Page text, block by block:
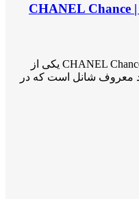
شنل چنس او تندر 33میل مینی | CHANEL Chance
عطر شنل چنس او تندر CHANEL Chance Eau Tendre یکی از
معروف شانل است که در